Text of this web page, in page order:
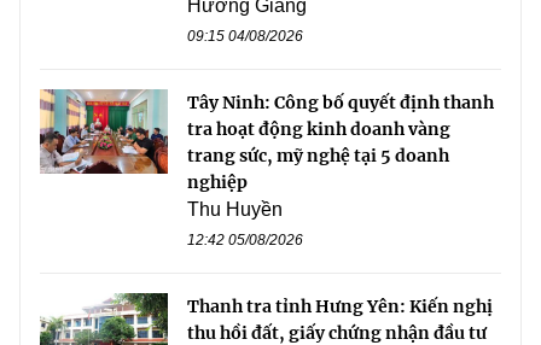
Hương Giang
09:15 04/08/2026
Tây Ninh: Công bố quyết định thanh
tra hoạt động kinh doanh vàng
trang sức, mỹ nghệ tại 5 doanh
nghiệp
Thu Huyền
12:42 05/08/2026
Thanh tra tỉnh Hưng Yên: Kiến nghị
thu hồi đất, giấy chứng nhận đầu tư